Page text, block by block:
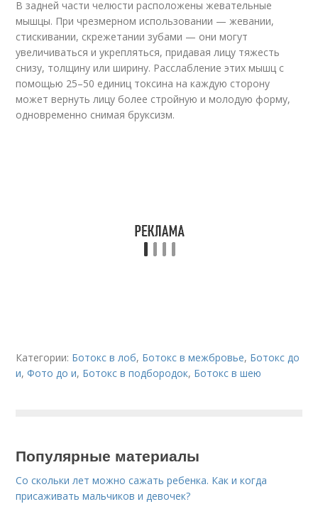
В задней части челюсти расположены жевательные
мышцы. При чрезмерном использовании — жевании,
стискивании, скрежетании зубами — они могут
увеличиваться и укрепляться, придавая лицу тяжесть
снизу, толщину или ширину. Расслабление этих мышц с
помощью 25–50 единиц токсина на каждую сторону
может вернуть лицу более стройную и молодую форму,
одновременно снимая бруксизм.
Категории: Ботокс в лоб, Ботокс в межбровье, Ботокс до
и,Фото до и, Ботокс в подбородок, Ботокс в шею
Популярные материалы
Со скольки лет можно сажать ребенка. Как и когда
присаживать мальчиков и девочек?